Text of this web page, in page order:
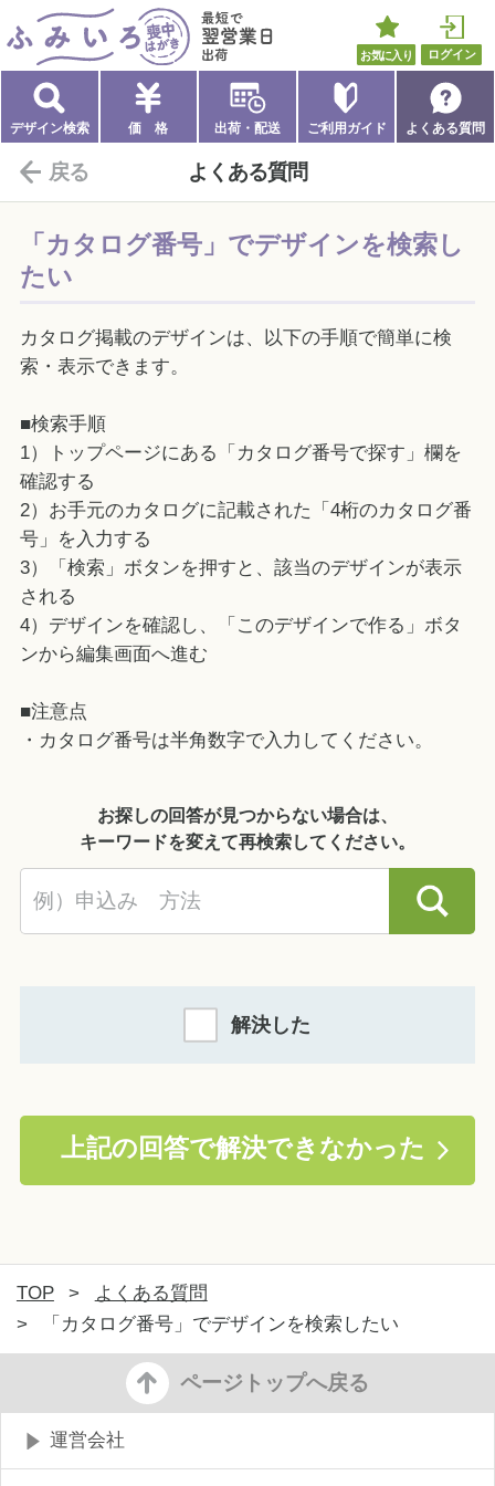
ふみいろ喪中はがき 最短で翌営業日出荷
お気に入り ログイン
デザイン検索 価 格 出荷・配送 ご利用ガイド よくある質問
よくある質問
戻る
「カタログ番号」でデザインを検索し
たい
カタログ掲載のデザインは、以下の手順で簡単に検
索・表示できます。
■検索手順
1）トップページにある「カタログ番号で探す」欄を
確認する
2）お手元のカタログに記載された「4桁のカタログ番
号」を入力する
3）「検索」ボタンを押すと、該当のデザインが表示
される
4）デザインを確認し、「このデザインで作る」ボタ
ンから編集画面へ進む
■注意点
・カタログ番号は半角数字で入力してください。
お探しの回答が見つからない場合は、
キーワードを変えて再検索してください。
解決した
上記の回答で解決できなかった
TOP >
よくある質問
>
「カタログ番号」でデザインを検索したい
ページトップへ戻る
運営会社